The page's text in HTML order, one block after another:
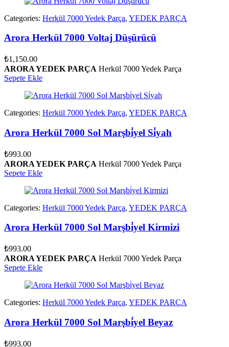
Categories: Herkül 7000 Yedek Parça, YEDEK PARÇA
Arora Herkül 7000 Voltaj Düşürücü
₺1,150.00
ARORA YEDEK PARÇA Herkül 7000 Yedek Parça
Sepete Ekle
Categories: Herkül 7000 Yedek Parça, YEDEK PARÇA
Arora Herkül 7000 Sol Marşbi̇yel Si̇yah
₺993.00
ARORA YEDEK PARÇA Herkül 7000 Yedek Parça
Sepete Ekle
Categories: Herkül 7000 Yedek Parça, YEDEK PARÇA
Arora Herkül 7000 Sol Marşbi̇yel Kirmizi
₺993.00
ARORA YEDEK PARÇA Herkül 7000 Yedek Parça
Sepete Ekle
Categories: Herkül 7000 Yedek Parça, YEDEK PARÇA
Arora Herkül 7000 Sol Marşbi̇yel Beyaz
₺993.00